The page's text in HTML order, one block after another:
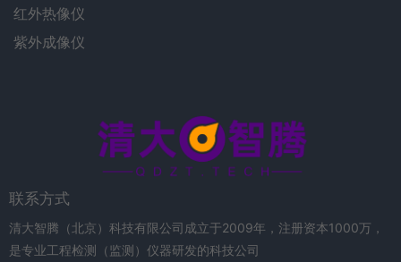
红外热像仪
紫外成像仪
联系方式
清大智腾（北京）科技有限公司成立于2009年，注册资本1000万，
是专业工程检测（监测）仪器研发的科技公司